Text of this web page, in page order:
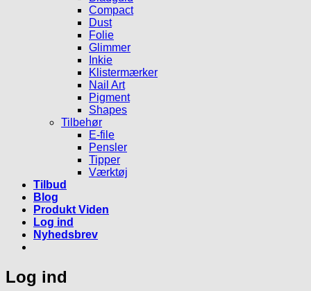
Compact
Dust
Folie
Glimmer
Inkie
Klistermærker
Nail Art
Pigment
Shapes
Tilbehør
E-file
Pensler
Tipper
Værktøj
Tilbud
Blog
Produkt Viden
Log ind
Nyhedsbrev
Log ind